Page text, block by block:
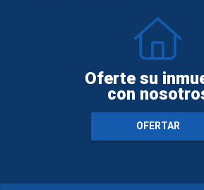
Oferte su
con
OFERTAR